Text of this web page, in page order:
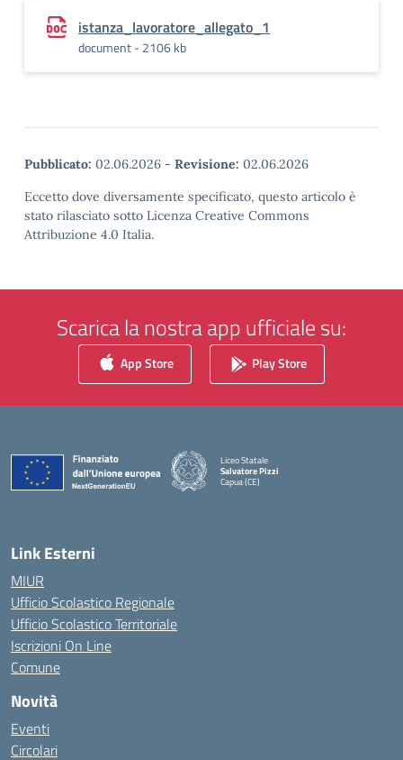
istanza_lavoratore_allegato_1
document - 2106 kb
Pubblicato: 02.06.2026 - Revisione: 02.06.2026
Eccetto dove diversamente specificato, questo articolo è
stato rilasciato sotto Licenza Creative Commons
Attribuzione 4.0 Italia.
Scarica la nostra app ufficiale su:
App Store Play Store
Liceo Statale
Salvatore Pizzi
Capua (CE)
— Visita la pagina iniziale della scuola
Link Esterni
MIUR
Ufficio Scolastico Regionale
Ufficio Scolastico Territoriale
Iscrizioni On Line
Comune
Novità
Eventi
Circolari